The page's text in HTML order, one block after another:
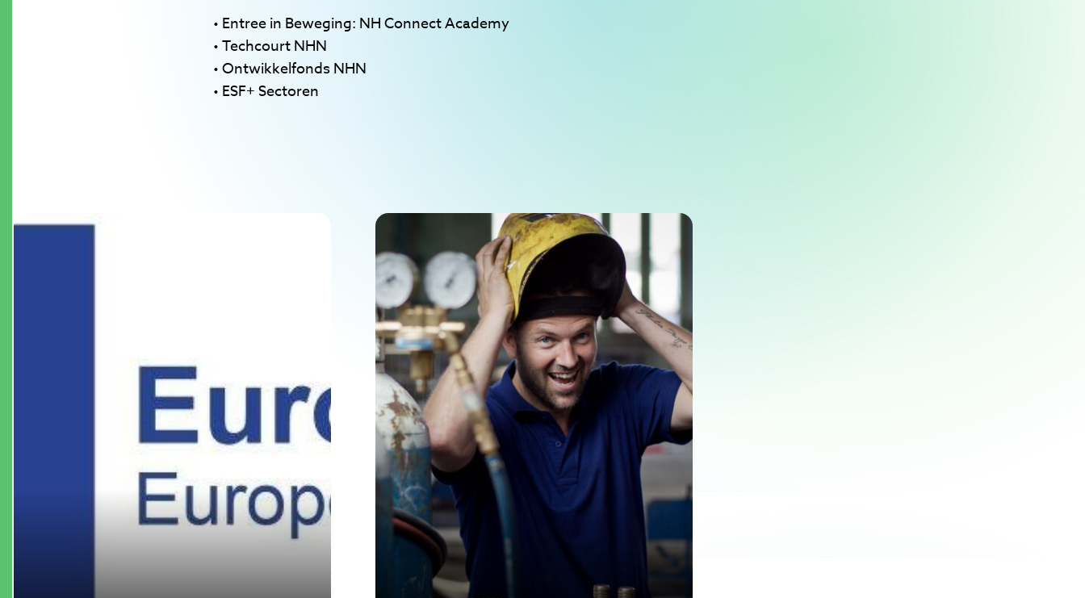
• Entree in Beweging: NH Connect Academy
• Techcourt NHN
• Ontwikkelfonds NHN
• ESF+ Sectoren